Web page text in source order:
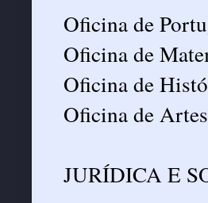
Oficina de
Oficina de
Oficina de
Oficina de Artes
JURÍDICA E